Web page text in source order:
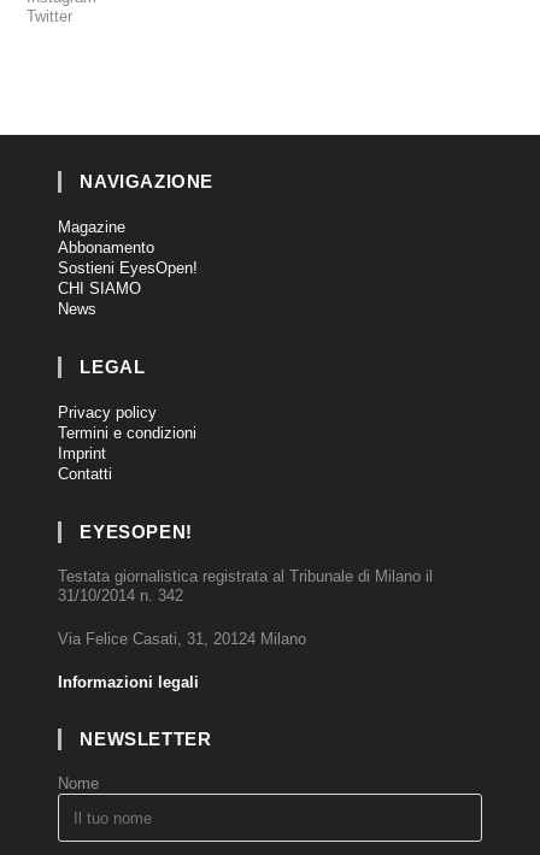
Twitter
NAVIGAZIONE
Magazine
Abbonamento
Sostieni EyesOpen!
CHI SIAMO
News
LEGAL
Privacy policy
Termini e condizioni
Imprint
Contatti
EYESOPEN!
Testata giornalistica registrata al Tribunale di Milano il
31/10/2014 n. 342
Via Felice Casati, 31, 20124 Milano
Informazioni legali
NEWSLETTER
Nome